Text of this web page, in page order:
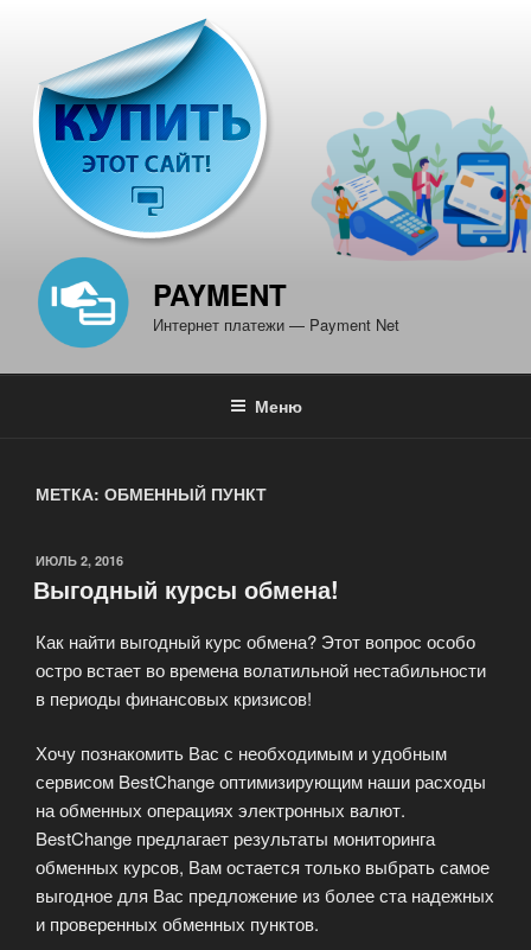
содержимому
PAYMENT
Интернет платежи — Payment Net
Меню
МЕТКА: ОБМЕННЫЙ ПУНКТ
ОПУБЛИКОВАНО
ИЮЛЬ 2, 2016
Выгодный курсы обмена!
Как найти выгодный курс обмена? Этот вопрос особо
остро встает во времена волатильной нестабильности
в периоды финансовых кризисов!
Хочу познакомить Вас с необходимым и удобным
сервисом BestChange оптимизирующим наши расходы
на обменных операциях электронных валют.
BestChange предлагает результаты мониторинга
обменных курсов, Вам остается только выбрать самое
выгодное для Вас предложение из более ста надежных
и проверенных обменных пунктов.